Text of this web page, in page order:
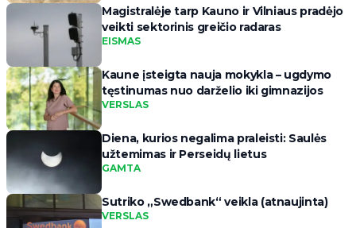
Magistralėje tarp Kauno ir Vilniaus pradėjo
veikti sektorinis greičio radaras
EISMAS
Kaune įsteigta nauja mokykla – ugdymo
tęstinumas nuo darželio iki gimnazijos
VERSLAS
Diena, kurios negalima praleisti: Saulės
užtemimas ir Perseidų lietus
GAMTA
Sutriko „Swedbank“ veikla (atnaujinta)
VERSLAS